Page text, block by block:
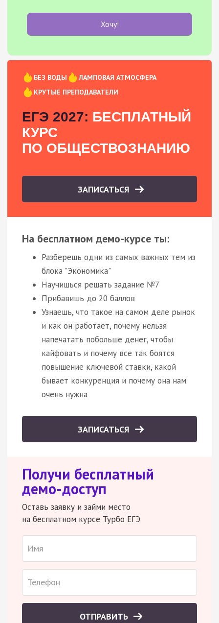
Хочу!
БЕЗ ВОДЫ
ЛАМПОВАЯ АТМОСФЕРА
КРУТЫЕ ПРЕПОДАВАТЕЛИ
ЕГЭ 2027: БЕСПЛАТНЫЙ
КУРС
ПО ОБЩЕСТВОЗНАНИЮ
ЗАПИСАТЬСЯ
На бесплатном демо-курсе ты:
Разберешь одни из самых важных тем из
блока "Экономика"
Научишься решать задание №7
Прибавишь до 20 баллов
Узнаешь, что такое на самом деле рынок
и как он работает, почему нельзя
напечатать побольше денег, чтобы
кайфовать и почему все так боятся
повышение ключевой ставки, какой
бывает конкуренция и почему она нам
очень нужна
ЗАПИСАТЬСЯ
Получи бесплатный
демо-доступ
Оставь заявку и займи место
на бесплатном курсе Турбо ЕГЭ
ОТПРАВИТЬ